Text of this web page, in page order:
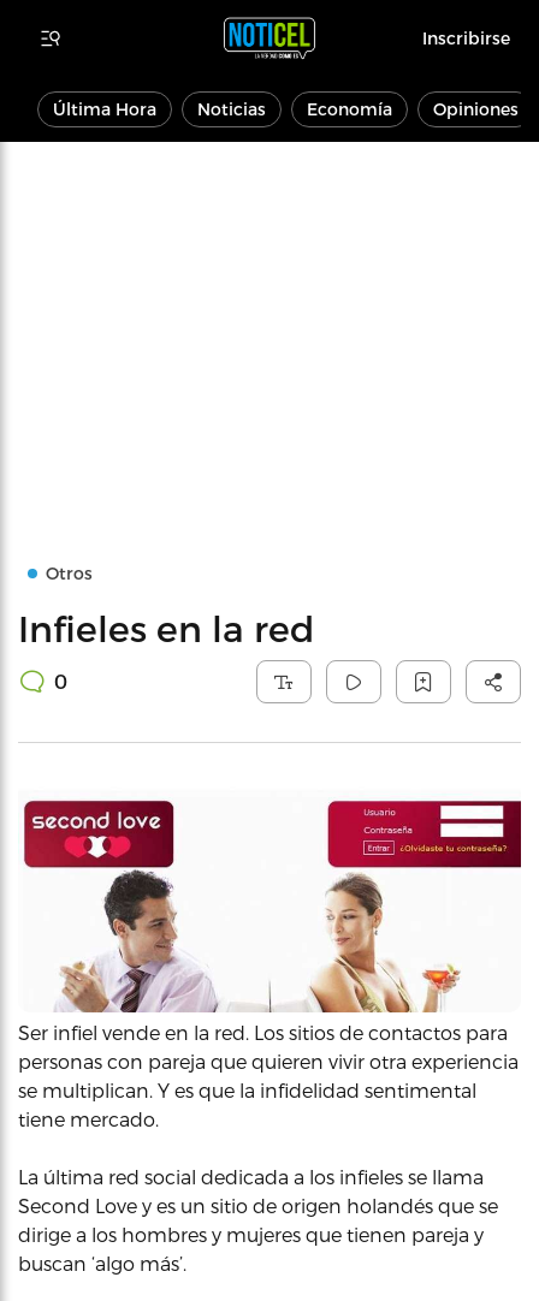
Inscribirse
Última Hora Noticias Economía Opiniones
Otros
Infieles en la red
0
Ser infiel vende en la red. Los sitios de contactos para
personas con pareja que quieren vivir otra experiencia
se multiplican. Y es que la infidelidad sentimental
tiene mercado.
La última red social dedicada a los infieles se llama
Second Love y es un sitio de origen holandés que se
dirige a los hombres y mujeres que tienen pareja y
buscan ‘algo más’.